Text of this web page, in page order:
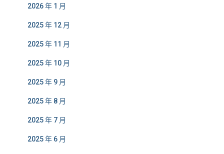
2026 年 1 月
2025 年 12 月
2025 年 11 月
2025 年 10 月
2025 年 9 月
2025 年 8 月
2025 年 7 月
2025 年 6 月